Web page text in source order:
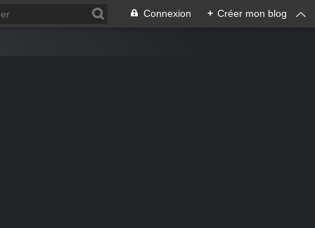
Connexion + Créer mon blog